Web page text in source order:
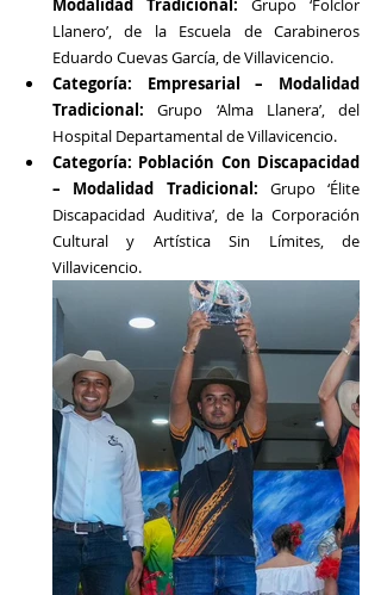
Modalidad Tradicional: Grupo ‘Folclor
Llanero’, de la Escuela de Carabineros
Eduardo Cuevas García, de Villavicencio.
Categoría: Empresarial – Modalidad
Tradicional: Grupo ‘Alma Llanera’, del
Hospital Departamental de Villavicencio.
Categoría: Población Con Discapacidad
– Modalidad Tradicional: Grupo ‘Élite
Discapacidad Auditiva’, de la Corporación
Cultural y Artística Sin Límites, de
Villavicencio.